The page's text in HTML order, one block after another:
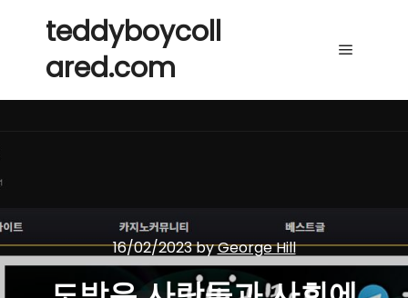
teddyboycoll
ared.com
16/02/2023byGeorge Hill